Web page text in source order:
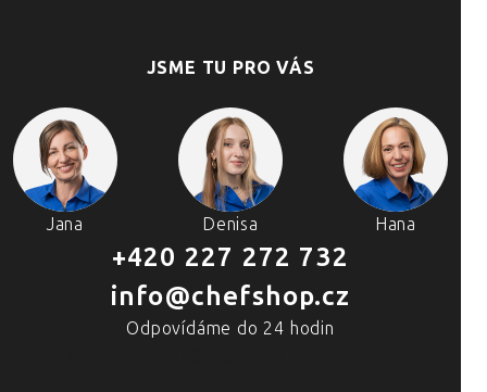
JSME TU PRO VÁS
Jana Denisa Hana
+420 227 272 732
info@chefshop.cz
Odpovídáme do 24 hodin